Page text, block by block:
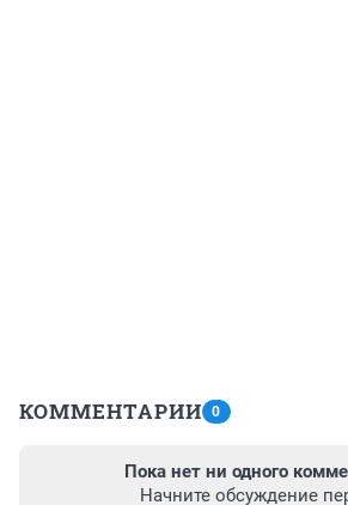
КОММЕНТАРИИ 0
Пока нет ни одного
Начните обсуждение